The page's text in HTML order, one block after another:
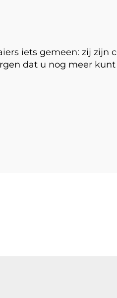
iets gemeen: zij zijn
dat u nog meer